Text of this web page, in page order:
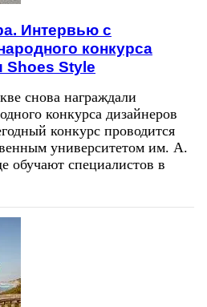
Интервью с
конкурса
Shoes Style
снова награждали
конкурса дизайнеров
конкурс проводится
университетом им. А.
обучают специалистов в